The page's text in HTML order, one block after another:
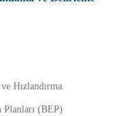
Hızlandırma
(BEP)